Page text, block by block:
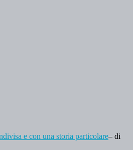
e con una storia particolare– di